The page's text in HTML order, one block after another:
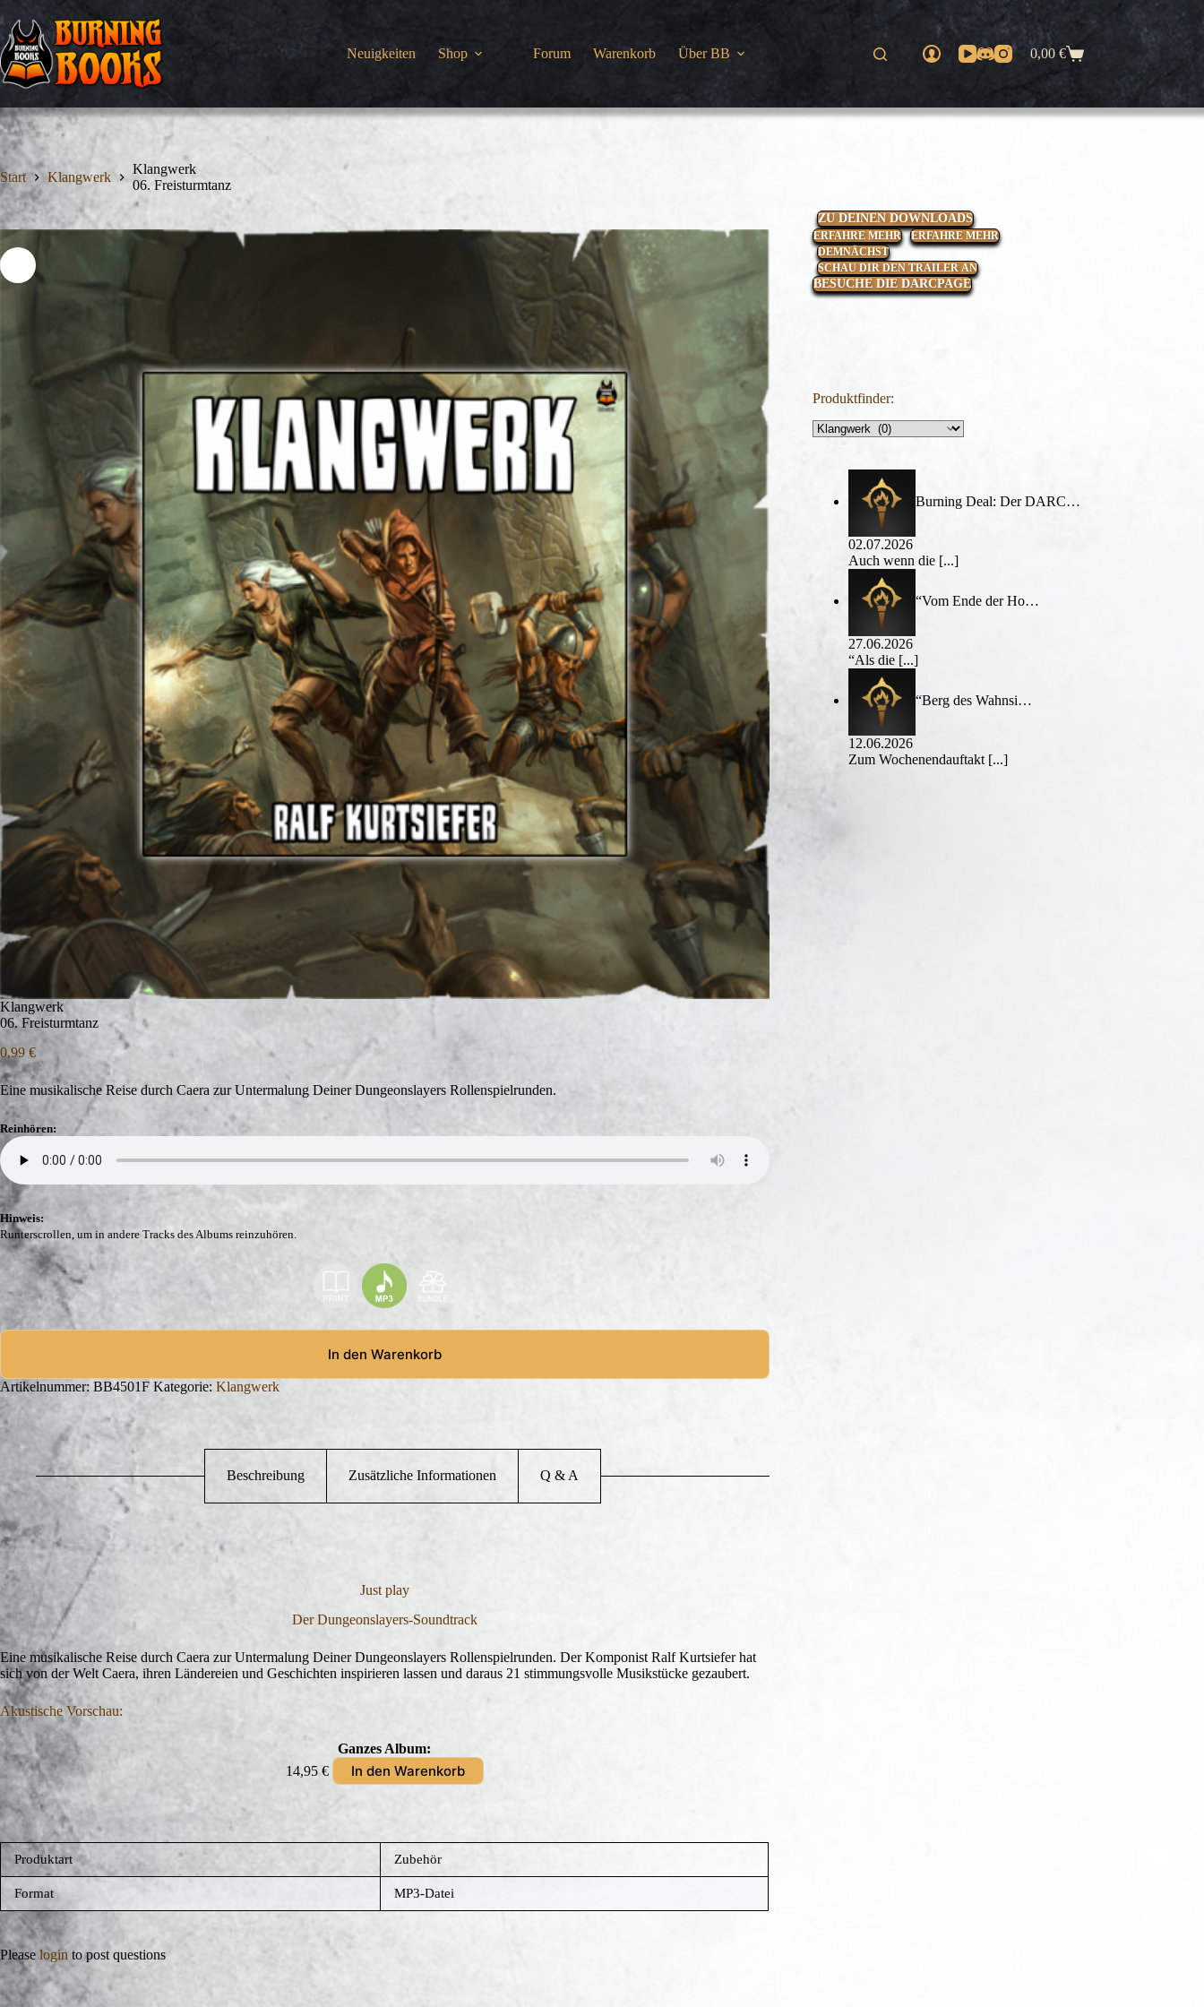
Inhalt
springen
Neuigkeiten
Shop Forum Warenkorb Über BB Warenkorb
0,00 €
Start Klangwerk
Klangwerk
06. Freisturmtanz
Klangwerk
06. Freisturmtanz
0,99 €
Eine musikalische Reise durch Caera zur Untermalung Deiner Dungeonslayers Rollenspielrunden.
Reinhören:
Hinweis:
Runterscrollen, um in andere Tracks des Albums reinzuhören.
In den Warenkorb
Artikelnummer: BB4501F Kategorie: Klangwerk
Beschreibung Zusätzliche Informationen Q & A
Just play
Der Dungeonslayers-Soundtrack
Eine musikalische Reise durch Caera zur Untermalung Deiner Dungeonslayers Rollenspielrunden. Der Komponist Ralf Kurtsiefer hat
sich von der Welt Caera, ihren Ländereien und Geschichten inspirieren lassen und daraus 21 stimmungsvolle Musikstücke gezaubert.
Akustische Vorschau:
Ganzes Album:
14,95 € In den Warenkorb
Produktart Zubehör
Format MP3-Datei
Please login to post questions
ZU DEINEN DOWNLOADS
ERFAHRE MEHR
ERFAHRE MEHR
DEMNÄCHST
SCHAU DIR DEN TRAILER AN
BESUCHE DIE DARCPAGE
Produktfinder:
Burning Deal: Der DARC…
02.07.2026
Auch wenn die [...]
“Vom Ende der Ho…
27.06.2026
“Als die [...]
“Berg des Wahnsi…
12.06.2026
Zum Wochenendauftakt [...]